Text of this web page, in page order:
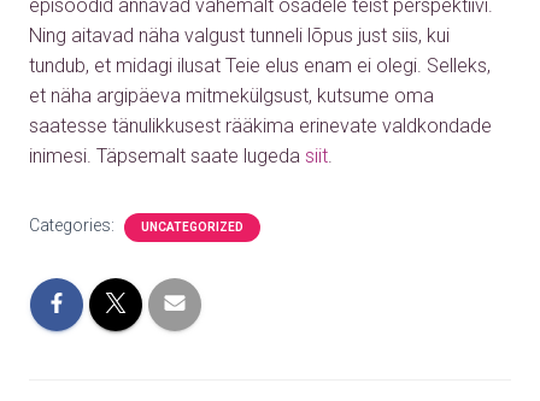
episoodid annavad vähemalt osadele teist perspektiivi.
Ning aitavad näha valgust tunneli lõpus just siis, kui
tundub, et midagi ilusat Teie elus enam ei olegi. Selleks,
et näha argipäeva mitmekülgsust, kutsume oma
saatesse tänulikkusest rääkima erinevate valdkondade
inimesi. Täpsemalt saate lugeda siit.
Categories: UNCATEGORIZED